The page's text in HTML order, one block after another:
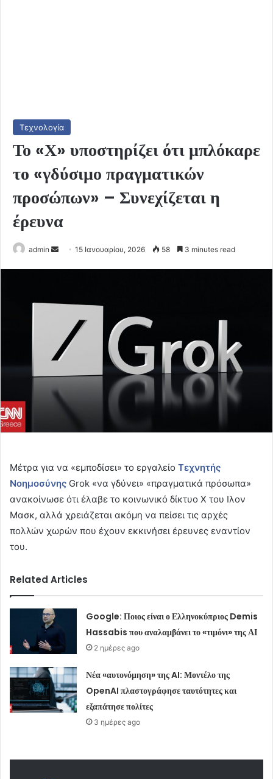
Τεχνολογία
Το «Χ» υποστηρίζει ότι μπλόκαρε
το «γδύσιμο πραγματικών
προσώπων» – Συνεχίζεται η
έρευνα
admin
Send15 Ιανουαρίου, 2026 58 3 minutes read
Μέτρα για να «εμποδίσει» το εργαλείο Τεχνητής
Νοημοσύνης Grok «να γδύνει» «πραγματικά πρόσωπα»
ανακοίνωσε ότι έλαβε το κοινωνικό δίκτυο Χ του Ιλον
Μασκ, αλλά χρειάζεται ακόμη να πείσει τις αρχές
πολλών χωρών που έχουν εκκινήσει έρευνες εναντίον
του.
Related Articles
Google: Ποιος είναι ο Ελληνοκύπριος Demis
Hassabis που αναλαμβάνει το «τιμόνι» της ΑΙ
2 ημέρες ago
Νέα «αυτονόμηση» της AI: Μοντέλο της
OpenAI πλαστογράφησε ταυτότητες και
εξαπάτησε πολίτες
3 ημέρες ago